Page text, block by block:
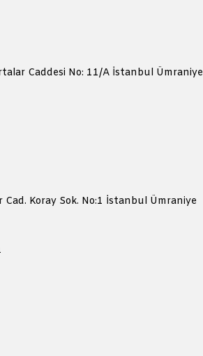
Caddesi No: 11/A İstanbul Ümraniye
Koray Sok. No:1 İstanbul Ümraniye